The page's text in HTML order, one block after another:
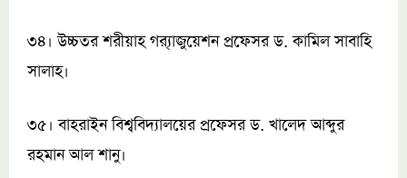
৩৪। উচ্চতর শরীয়াহ গ্র‍্যাজুয়েশন প্রফেসর ড. কামিল সাবাহি
সালাহ।
৩৫। বাহরাইন বিশ্ববিদ্যালয়ের প্রফেসর ড. খালেদ আব্দুর
রহমান আল শানু।